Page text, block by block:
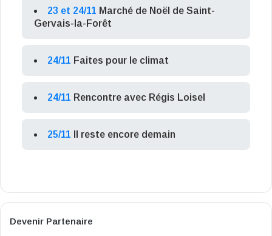
23 et 24/11 Marché de Noël de Saint-
Gervais-la-Forêt
24/11 Faites pour le climat
24/11 Rencontre avec Régis Loisel
25/11 Il reste encore demain
Devenir Partenaire